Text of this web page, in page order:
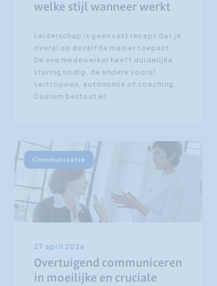
welke stijl wanneer werkt
Leiderschap is geen vast recept dat je
overal op dezelfde manier toepast.
De ene medewerker heeft duidelijke
sturing nodig, de andere vooral
vertrouwen, autonomie of coaching.
Daarom bestaat er...
Communicatie
27 april 2026
Overtuigend communiceren
in moeilijke en cruciale